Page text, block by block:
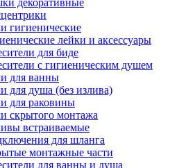
декоративные
гигиенические
лейки и аксессуары
для биде
с гигиеническим душем
для ванны
для душа (без излива)
для раковины
скрытого монтажа
встраиваемые
для шланга
монтажные части
для ванны и душа